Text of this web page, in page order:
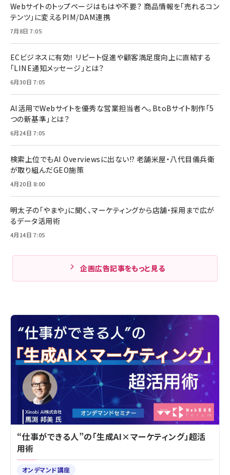
Webサイトのトップページはもはや不要？ 商品情報を「売れるコン
テンツ」に変えるPIM/DAM連携
7月8日 7:05
ECビジネスに有効！ リピート促進や顧客満足度向上に直結する
「LINE通知メッセージ」とは？
6月30日 7:05
AI活用でWebサイトを優秀な営業担当者へ。BtoBサイト制作「5
つの新基準」とは？
6月24日 7:05
検索上位でもAI Overviewsに出ない!? 老舗米屋・八代目儀兵衛
が取り組んだGEO施策
4月20日 8:00
明太子の「やまや」に聞く、マーケティングから店舗・採用まで広が
るデータ活用術
4月14日 7:05
企画広告記事をもっと見る
“仕事ができる人”の「生成AI×マーケティング」超活
用術
オンデマンド講座